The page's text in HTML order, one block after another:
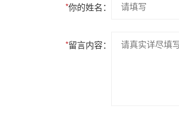
*你的姓名：
*留言内容：